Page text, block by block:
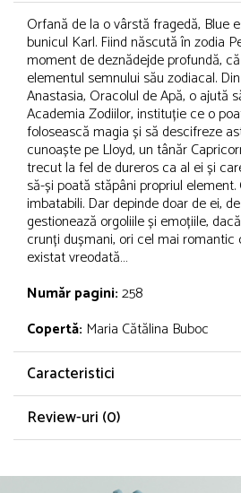
Orfană de la o vârstă fragedă, Blue
bunicul Karl. Fiind născută în zodia
moment de deznădejde profundă,
elementul semnului său zodiacal.
Anastasia, Oracolul de Apă, o ajută
Academia Zodiilor, instituție ce o
folosească magia și să descifreze
cunoaște pe Lloyd, un tânăr
trecut la fel de dureros ca al ei și
să-și poată stăpâni propriul
imbatabili. Dar depinde doar de ei,
gestionează orgoliile și emoțiile,
crunți dușmani, ori cel mai romantic
existat vreodată…
Număr pagini:258
Copertă: Maria Cătălina Buboc
Caracteristici
Review-uri (0)